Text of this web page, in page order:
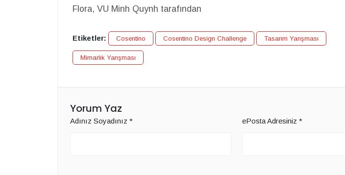
Flora, VU Minh Quynh tarafından
Etiketler: Cosentino Cosentino Design Challenge Tasarım Yarışması
Mimarlık Yarışması
Yorum Yaz
Adınız Soyadınız * ePosta Adresiniz *